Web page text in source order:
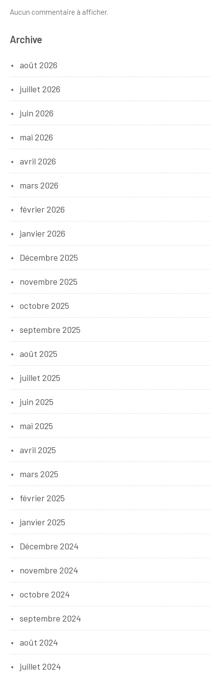
Aucun commentaire à afficher.
Archive
août 2026
juillet 2026
juin 2026
mai 2026
avril 2026
mars 2026
février 2026
janvier 2026
Décembre 2025
novembre 2025
octobre 2025
septembre 2025
août 2025
juillet 2025
juin 2025
mai 2025
avril 2025
mars 2025
février 2025
janvier 2025
Décembre 2024
novembre 2024
octobre 2024
septembre 2024
août 2024
juillet 2024